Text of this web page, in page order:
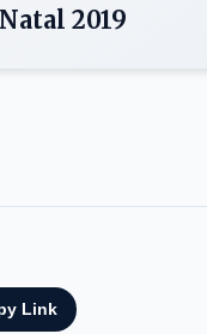
2019
Link